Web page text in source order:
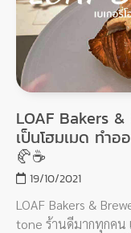
LOAF Bakers &
เป็นโฮมเมด ทำ
🥐☕️
19/10/2021
LOAF Bakers &
tone ร้านดีมากทุกคน